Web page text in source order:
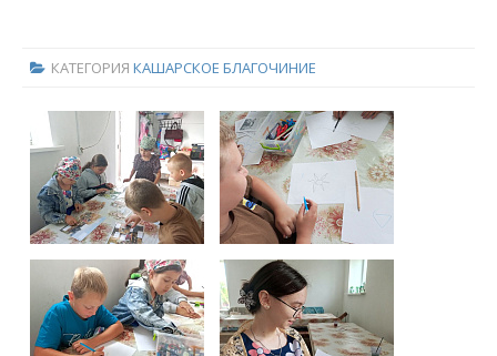
КАТЕГОРИЯ КАШАРСКОЕ БЛАГОЧИНИЕ